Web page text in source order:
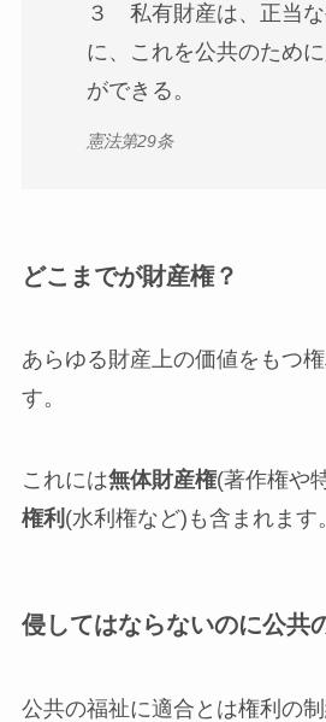
３ 私有財産は、正当
に、これを公共のため
ができる。
憲法第29条
どこまでが財産権？
あらゆる財産上の価値をもつ権
す。
これには無体財産権(著作権や
権利 (水利権など)も含まれます。
侵してはならないのに公共
公共の福祉に適合とは権利の